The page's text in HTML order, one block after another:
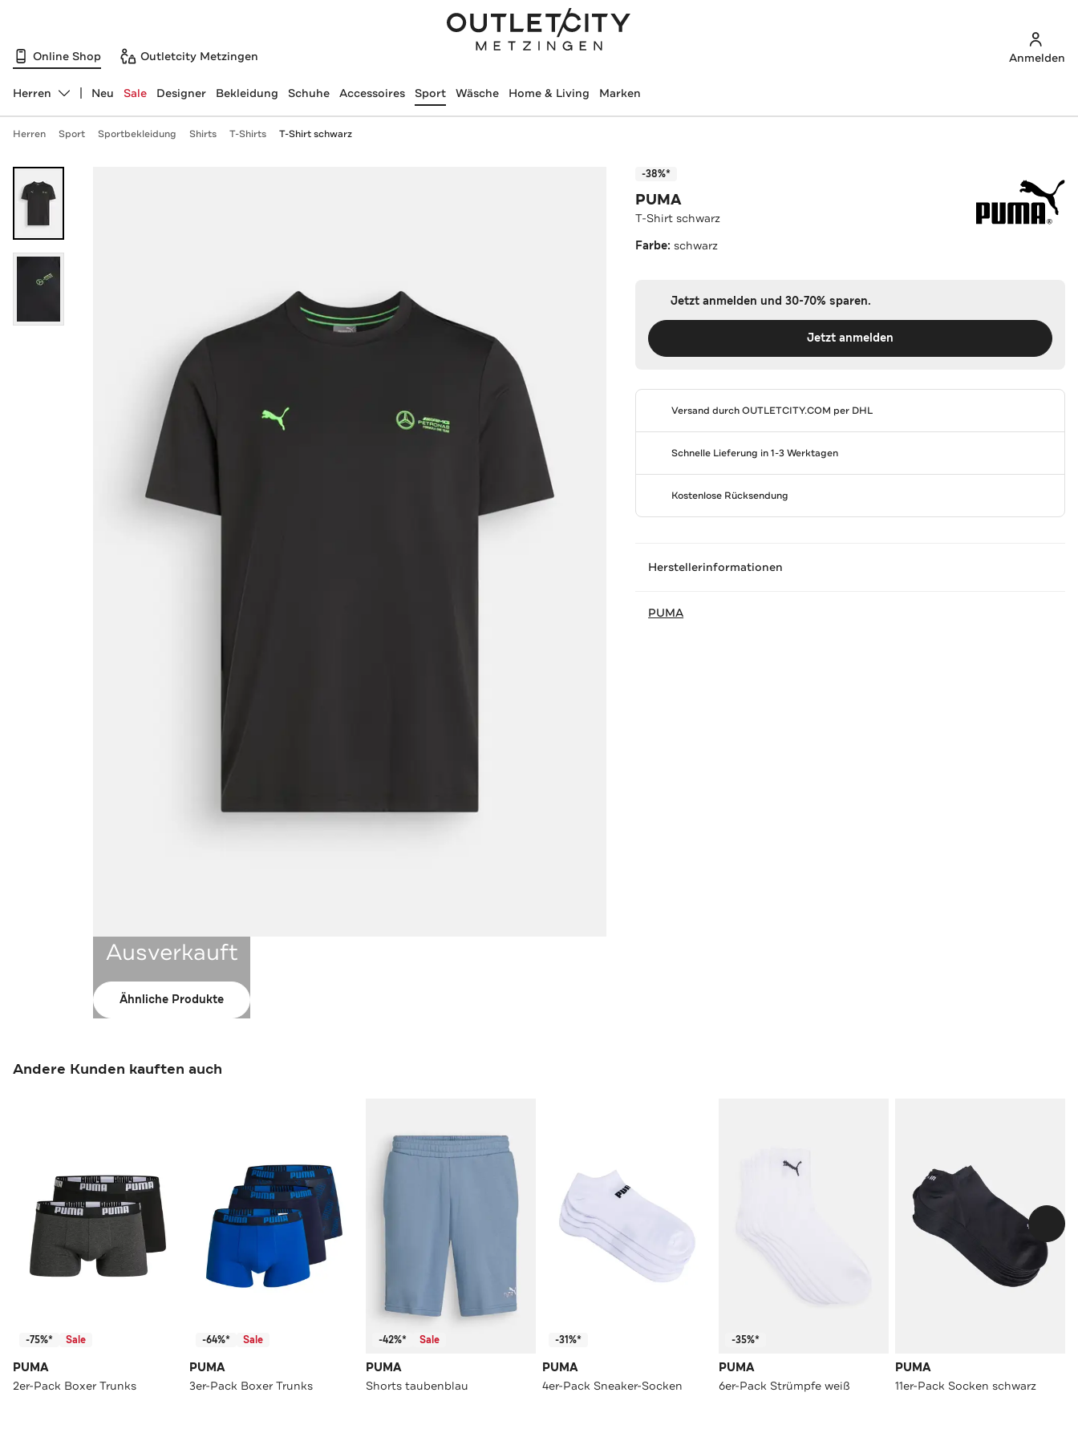
Online Shop Outletcity Metzingen Anmelden
Abteilung ändern, ausgewählt:
Herren Neu Sale Designer Bekleidung Schuhe Accessoires Sport Wäsche Home & Living Marken
Herren Sport Sportbekleidung Shirts T-Shirts T-Shirt schwarz
Ausverkauft
Ähnliche Produkte
-38%*
PUMA
T-Shirt schwarz
Farbe: schwarz
Jetzt anmelden und 30-70% sparen.
Jetzt anmelden
Versand durchOUTLETCITY.COM per DHL
Schnelle Lieferung in 1-3 Werktagen
Kostenlose Rücksendung
Herstellerinformationen
PUMA
Andere Kunden kauften auch
-75%* Sale
PUMA
2er-Pack Boxer Trunks
-64%* Sale
PUMA
3er-Pack Boxer Trunks
-42%* Sale
PUMA
Shorts taubenblau
-31%*
PUMA
4er-Pack Sneaker-Socken
-35%*
PUMA
6er-Pack Strümpfe weiß
PUMA
11er-Pack Socken schwarz